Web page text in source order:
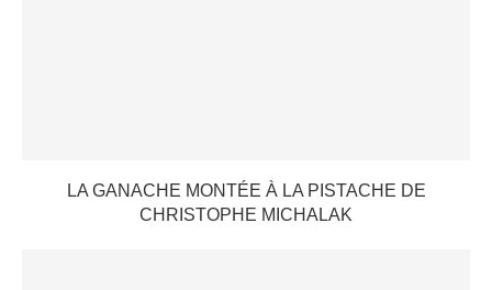
LA GANACHE MONTÉE À LA PISTACHE DE
CHRISTOPHE MICHALAK